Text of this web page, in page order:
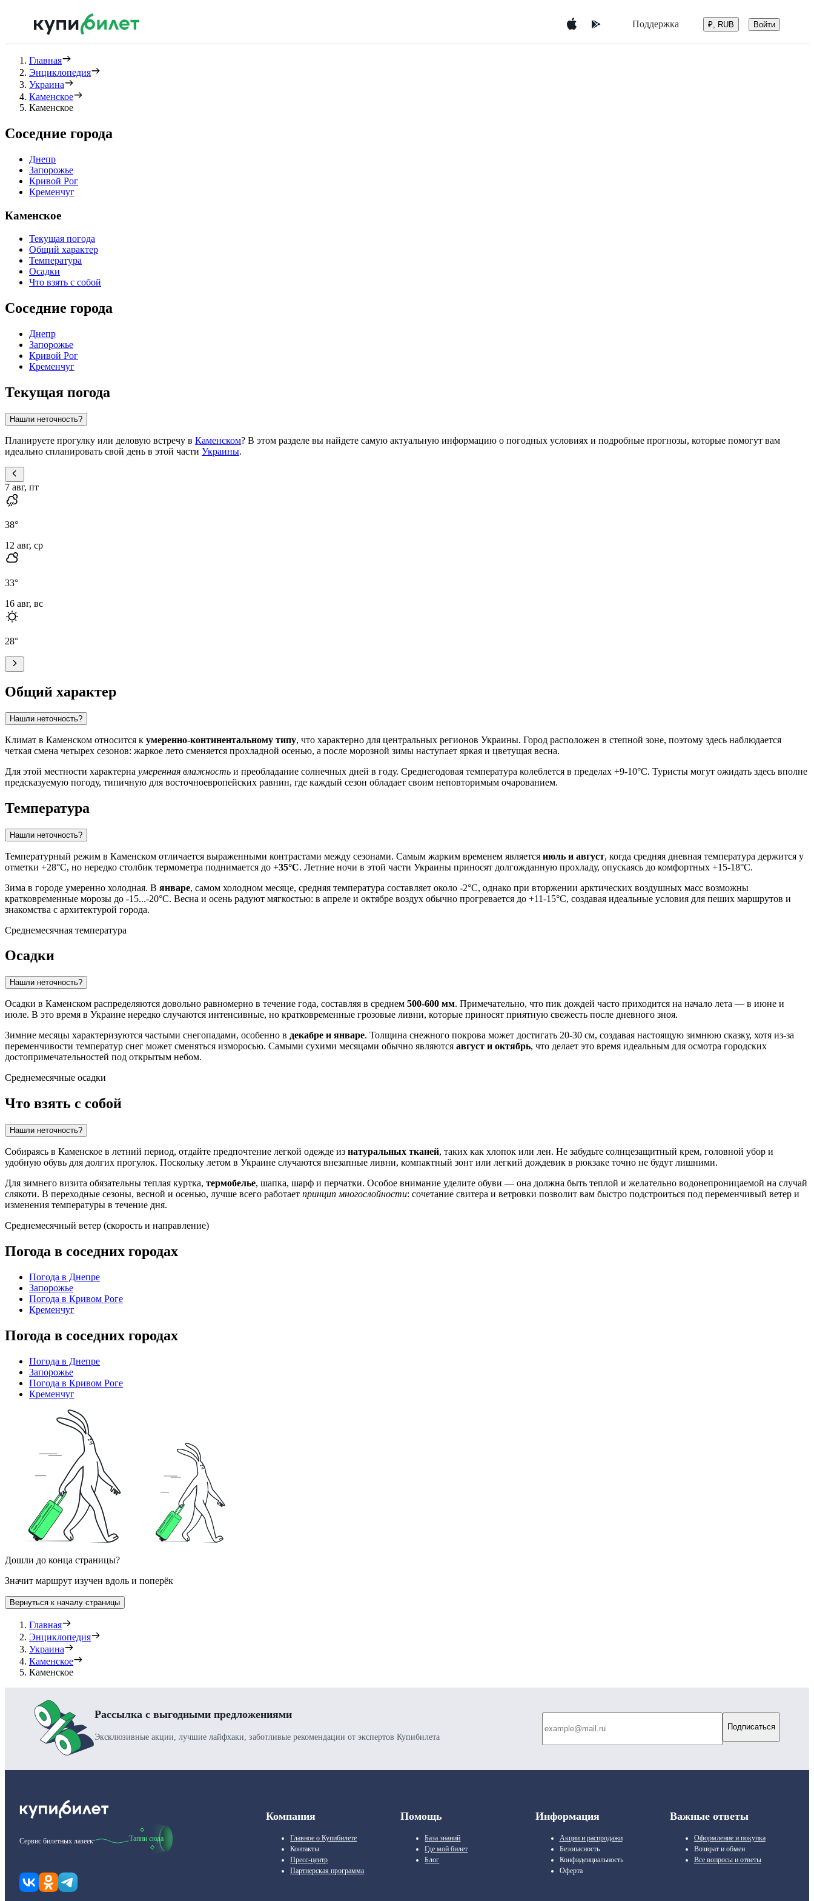
Поддержка ₽, RUB Войти
Главная
Энциклопедия
Украина
Каменское
Каменское
Соседние города
Днепр
Запорожье
Кривой Рог
Кременчуг
Каменское
Текущая погода
Общий характер
Температура
Осадки
Что взять с собой
Соседние города
Днепр
Запорожье
Кривой Рог
Кременчуг
Текущая погода
Нашли неточность?
Планируете прогулку или деловую встречу в Каменском? В этом разделе вы найдете самую актуальную информацию о погодных условиях и подробные прогнозы, которые помогут вам
идеально спланировать свой день в этой части Украины.
7 авг, пт
38°
12 авг, ср
33°
16 авг, вс
28°
Общий характер
Нашли неточность?
Климат в Каменском относится к умеренно-континентальному типу, что характерно для центральных регионов Украины. Город расположен в степной зоне, поэтому здесь наблюдается
четкая смена четырех сезонов: жаркое лето сменяется прохладной осенью, а после морозной зимы наступает яркая и цветущая весна.
Для этой местности характерна умеренная влажность и преобладание солнечных дней в году. Среднегодовая температура колеблется в пределах +9-10°C. Туристы могут ожидать здесь вполне
предсказуемую погоду, типичную для восточноевропейских равнин, где каждый сезон обладает своим неповторимым очарованием.
Температура
Нашли неточность?
Температурный режим в Каменском отличается выраженными контрастами между сезонами. Самым жарким временем является июль и август, когда средняя дневная температура держится у
отметки +28°C, но нередко столбик термометра поднимается до +35°C. Летние ночи в этой части Украины приносят долгожданную прохладу, опускаясь до комфортных +15-18°C.
Зима в городе умеренно холодная. В январе, самом холодном месяце, средняя температура составляет около -2°C, однако при вторжении арктических воздушных масс возможны
кратковременные морозы до -15...-20°C. Весна и осень радуют мягкостью: в апреле и октябре воздух обычно прогревается до +11-15°C, создавая идеальные условия для пеших маршрутов и
знакомства с архитектурой города.
Среднемесячная температура
Осадки
Нашли неточность?
Осадки в Каменском распределяются довольно равномерно в течение года, составляя в среднем 500-600 мм. Примечательно, что пик дождей часто приходится на начало лета — в июне и
июле. В это время в Украине нередко случаются интенсивные, но кратковременные грозовые ливни, которые приносят приятную свежесть после дневного зноя.
Зимние месяцы характеризуются частыми снегопадами, особенно в декабре и январе. Толщина снежного покрова может достигать 20-30 см, создавая настоящую зимнюю сказку, хотя из-за
переменчивости температур снег может сменяться изморосью. Самыми сухими месяцами обычно являются август и октябрь, что делает это время идеальным для осмотра городских
достопримечательностей под открытым небом.
Среднемесячные осадки
Что взять с собой
Нашли неточность?
Собираясь в Каменское в летний период, отдайте предпочтение легкой одежде из натуральных тканей, таких как хлопок или лен. Не забудьте солнцезащитный крем, головной убор и
удобную обувь для долгих прогулок. Поскольку летом в Украине случаются внезапные ливни, компактный зонт или легкий дождевик в рюкзаке точно не будут лишними.
Для зимнего визита обязательны теплая куртка, термобелье, шапка, шарф и перчатки. Особое внимание уделите обуви — она должна быть теплой и желательно водонепроницаемой на случай
слякоти. В переходные сезоны, весной и осенью, лучше всего работает принцип многослойности: сочетание свитера и ветровки позволит вам быстро подстроиться под переменчивый ветер и
изменения температуры в течение дня.
Среднемесячный ветер (скорость и направление)
Погода в соседних городах
Погода в Днепре
Запорожье
Погода в Кривом Роге
Кременчуг
Погода в соседних городах
Погода в Днепре
Запорожье
Погода в Кривом Роге
Кременчуг
Дошли до конца страницы?
Значит маршрут изучен вдоль и поперёк
Вернуться к началу страницы
Главная
Энциклопедия
Украина
Каменское
Каменское
Рассылка с выгодными предложениями
Эксклюзивные акции, лучшие лайфхаки, заботливые рекомендации от экспертов Купибилета
Подписаться
Сервис билетных лазеек Тапни сюда
Компания
Главное о Купибилете
Контакты
Пресс-центр
Партнерская программа
Помощь
База знаний
Где мой билет
Блог
Информация
Акции и распродажи
Безопасность
Конфиденциальность
Оферта
Важные ответы
Оформление и покупка
Возврат и обмен
Все вопросы и ответы